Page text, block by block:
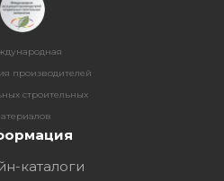
производителей
строительных
каталоги